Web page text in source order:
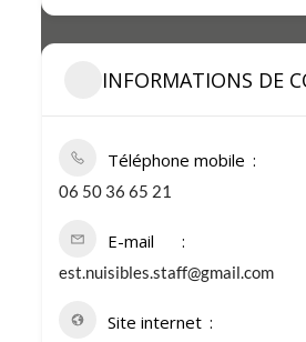
INFORMATIONS DE
Téléphone mobile
06 50 36 65 21
E-mail
est.nuisibles.staff@gmail.com
Site internet